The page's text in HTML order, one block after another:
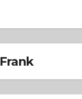
Frank